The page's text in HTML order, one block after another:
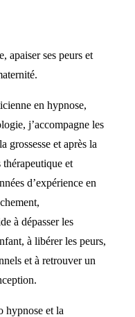
apaiser ses peurs et
en hypnose,
j’accompagne les
grossesse et après la
thérapeutique et
d’expérience en
à dépasser les
à libérer les peurs,
et à retrouver un
hypnose et la